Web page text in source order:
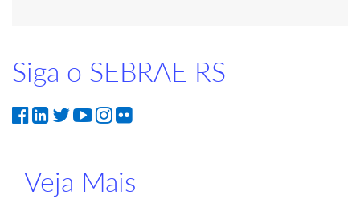
Siga o SEBRAE RS
Veja Mais